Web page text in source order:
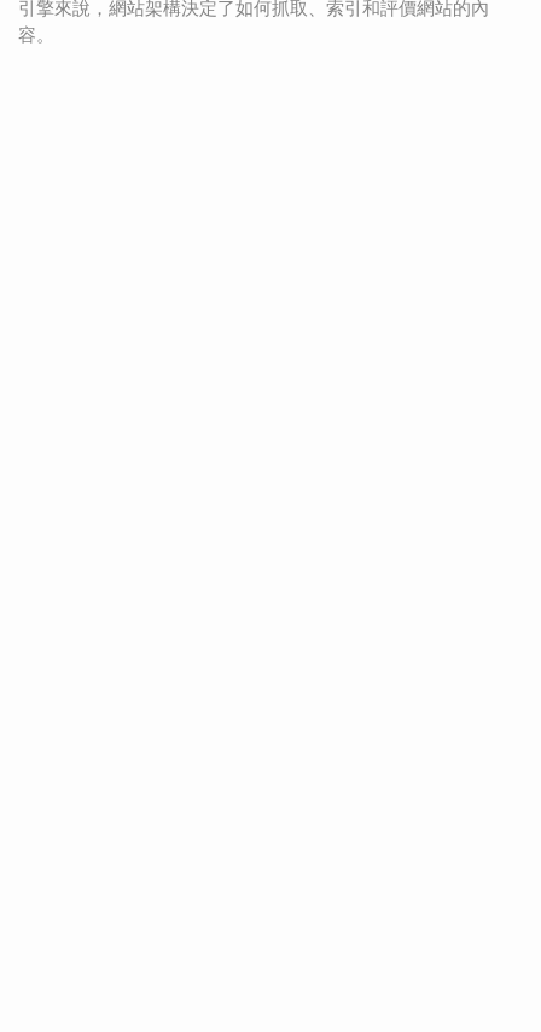
引擎來說，網站架構決定了如何抓取、索引和評價網站的內
容。